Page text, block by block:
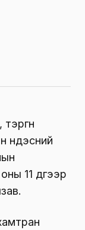
11 дүгээр